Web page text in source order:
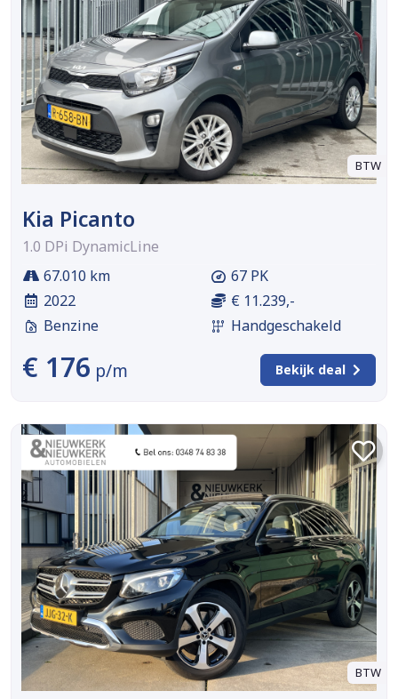
BTW
Kia Picanto
1.0 DPi DynamicLine
67.010 km
2022
Benzine
67 PK
€ 11.239,-
Handgeschakeld
€ 176 p/m Bekijk deal
BTW